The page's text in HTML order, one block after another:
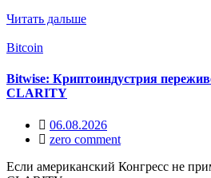
Читать дальше
Bitcoin
Bitwise: Криптоиндустрия
CLARITY
06.08.2026
zero comment
Если американский Конгресс не